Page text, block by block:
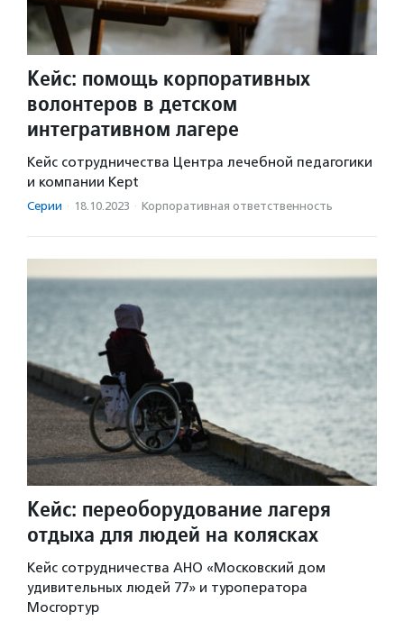
Кейс: помощь корпоративных
волонтеров в детском
интегративном лагере
Кейс сотрудничества Центра лечебной педагогики
и компании Kept
Серии · 18.10.2023 · Корпоративная ответственность
Кейс: переоборудование лагеря
отдыха для людей на колясках
Кейс сотрудничества АНО «Московский дом
удивительных людей 77» и туроператора
Мосгортур